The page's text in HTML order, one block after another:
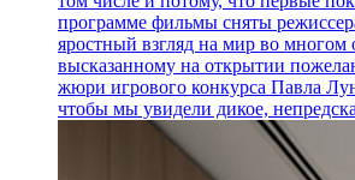
программе фильмы сняты
яростный взгляд на мир во многом
высказанному на открытии
жюри игрового конкурса Павла
чтобы мы увидели дикое,